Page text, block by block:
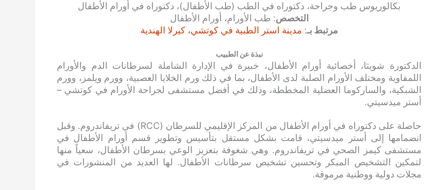
بكالوريوس طب وجراحة، دكتوراه في الطب (طب الأطفال)، دكتوراه في أورام الأطفال
التخصص: طب الأورام، أورام الأطفال
مرتبط بـ: مدينة استر الطبية في كوتشي، كيرلا الهندية
نبذة عن الطبيب
الدكتورة شويثا، أخصائية أورام الأطفال، خبيرة في الإدارة الشاملة لسرطانات الدم والأورام
اللمفاوية ومختلف الأورام الصلبة لدى الأطفال، بما في ذلك ورم الخلايا العصبية، وورم ويلمز، وورم
الشبكية، والساركوما العضلية المخططة، وذلك في أفضل مستشفى لجراحة الأورام في كوتشي –
أستر ميدسيتي.
حاصلة على دكتوراه في أورام الأطفال من المركز الإقليمي للسرطان (RCC) في تريفاندروم. وقبل
انضمامها إلى أستر ميدسيتي، قامت بشكل مستقل بتأسيس وتطوير قسم أورام الأطفال في
مستشفى كيمز الصحي في تريفاندروم. وهي شغوفة بتعزيز الوعي بسرطان الأطفال، سعياً منها
لتمكين التشخيص المبكر وتحسين تشخيص سرطانات الأطفال. لها العديد من المنشورات في
مجلات دولية ووطنية مرموقة.